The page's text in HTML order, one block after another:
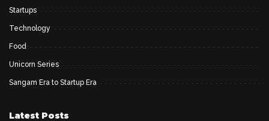
Startups
Technology
Food
Unicorn Series
Sangam Era to Startup Era
Latest Posts